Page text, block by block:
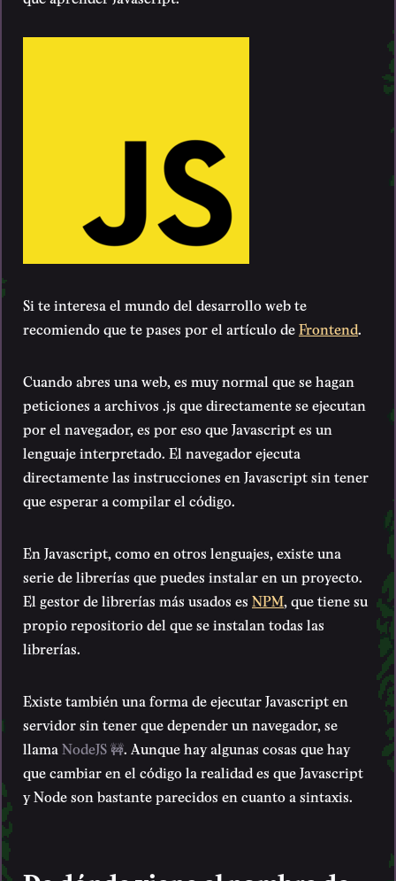
Si te interesa el mundo del desarrollo web te
recomiendo que te pases por el artículo deFrontend.
Cuando abres una web, es muy normal que se hagan
peticiones a archivos .js que directamente se ejecutan
por el navegador, es por eso que Javascript es un
lenguaje interpretado. El navegador ejecuta
directamente las instrucciones en Javascript sin tener
que esperar a compilar el código.
En Javascript, como en otros lenguajes, existe una
serie de librerías que puedes instalar en un proyecto.
El gestor de librerías más usados es NPM , que tiene su
propio repositorio del que se instalan todas las
librerías.
Existe también una forma de ejecutar Javascript en
servidor sin tener que depender un navegador, se
llama NodeJS 🚧. Aunque hay algunas cosas que hay
que cambiar en el código la realidad es que Javascript
y Node son bastante parecidos en cuanto a sintaxis.